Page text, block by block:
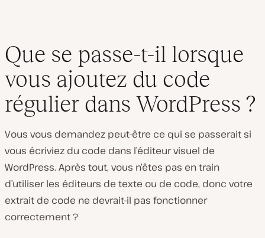
Que se passe-t-il lorsque
vous ajoutez du code
régulier dans WordPress ?
Vous vous demandez peut-être ce qui se passerait si
vous écriviez du code dans l’éditeur visuel de
WordPress. Après tout, vous n’êtes pas en train
d’utiliser les éditeurs de texte ou de code, donc votre
extrait de code ne devrait-il pas fonctionner
correctement ?